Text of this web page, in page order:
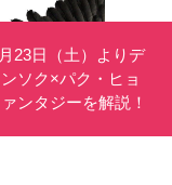
23日（土）よりデ
ソク×パク・ヒョ
ンタジーを解説！